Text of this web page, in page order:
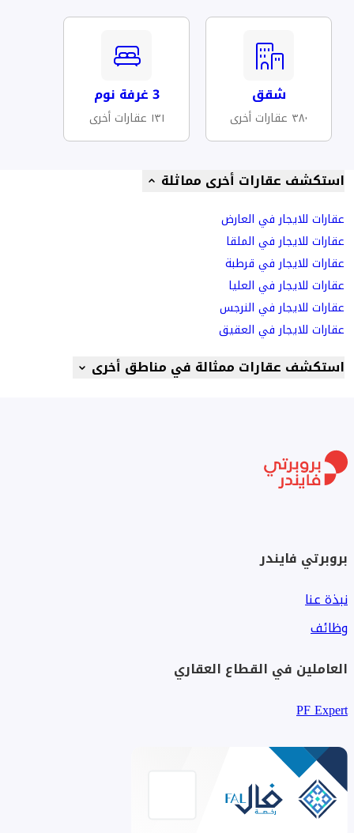
شقق
٣٨٠ عقارات أخرى
3 غرفة نوم
١٣١ عقارات أخرى
استكشف عقارات أخرى مماثلة
عقارات للايجار في العارض
عقارات للايجار في الملقا
عقارات للايجار في قرطبة
عقارات للايجار في العليا
عقارات للايجار في النرجس
عقارات للايجار في العقيق
استكشف عقارات ممثالة في مناطق أخرى
بروبرتي فايندر
نبذة عنا
وظائف
العاملين في القطاع العقاري
PF Expert